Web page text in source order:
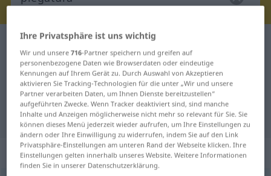
Italienisch-Deutsch Wörterbuch
Italienisch-Deutsch Übersetzung
für "piegatura"
"piegatura" Deutsch Übersetzung
„piegatura“: femminile
Ihre Privatsphäre ist uns wichtig
Wir und unsere716-Partner speichern und greifen auf
personenbezogene Daten wie Browserdaten oder eindeutige
Kennungen auf Ihrem Gerät zu. Durch Auswahl von Akzeptieren
aktivieren Sie Tracking-Technologien für die unter „Wir und unsere
Partner verarbeiten Daten, um Ihnen Dienste bereitzustellen“
aufgeführten Zwecke. Wenn Tracker deaktiviert sind, sind manche
Inhalte und Anzeigen möglicherweise nicht mehr so relevant für Sie. Sie
können dieses Menü jederzeit wieder aufrufen, um Ihre Einstellungen zu
ändern oder Ihre Einwilligung zu widerrufen, indem Sie auf den Link
Privatsphäre-Einstellungen am unteren Rand der Webseite klicken. Ihre
Einstellungen gelten innerhalb unseres Website. Weitere Informationen
finden Sie in unserer Datenschutzerklärung.